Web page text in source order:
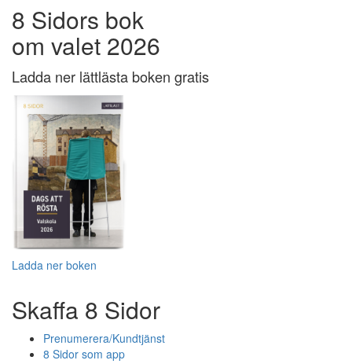
8 Sidors bok
om valet 2026
Ladda ner lättlästa boken gratis
Ladda ner boken
Skaffa 8 Sidor
Prenumerera/Kundtjänst
8 Sidor som app